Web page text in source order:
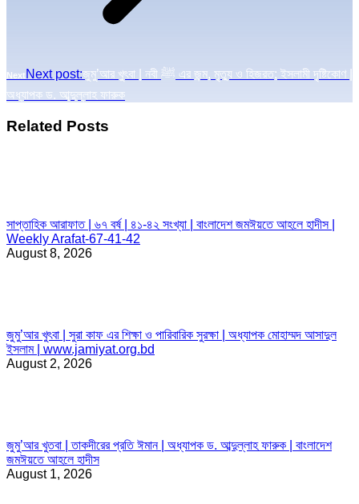
Next Next post:জুমু’আর খুৎবা | নবী ﷺ এর জন্ম, মৃত্যু ও হিজরত; ইসলামী দৃষ্টিকোণ |
অধ্যাপক ড. আব্দুল্লাহ ফারুক
Related Posts
সাপ্তাহিক আরাফাত | ৬৭ বর্ষ | ৪১-৪২ সংখ্যা | বাংলাদেশ জমঈয়তে আহলে হাদীস |
Weekly Arafat-67-41-42
August 8, 2026
জুমু’আর খুৎবা | সুরা কাফ এর শিক্ষা ও পারিবারিক সুরক্ষা | অধ্যাপক মোহাম্মদ আসাদুল
ইসলাম | www.jamiyat.org.bd
August 2, 2026
জুমু’আর খুতবা | তাকদীরের প্রতি ঈমান | অধ্যাপক ড. আব্দুল্লাহ ফারুক | বাংলাদেশ
জমঈয়তে আহলে হাদীস
August 1, 2026